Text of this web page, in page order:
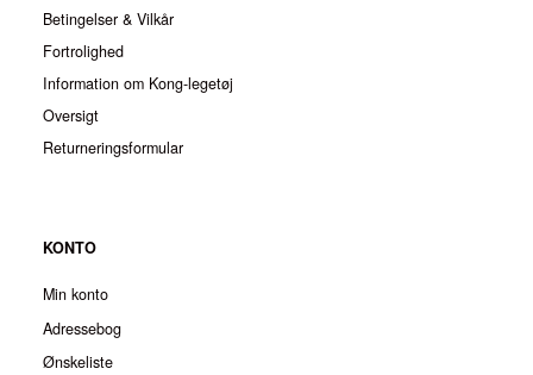
Betingelser & Vilkår
Fortrolighed
Information om Kong-legetøj
Oversigt
Returneringsformular
KONTO
Min konto
Adressebog
Ønskeliste